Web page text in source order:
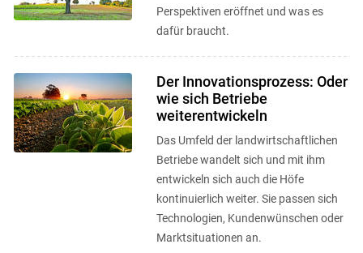
Perspektiven eröffnet und was es
dafür braucht.
Der Innovationsprozess: Oder
wie sich Betriebe
weiterentwickeln
Das Umfeld der landwirtschaftlichen
Betriebe wandelt sich und mit ihm
entwickeln sich auch die Höfe
kontinuierlich weiter. Sie passen sich
Technologien, Kundenwünschen oder
Marktsituationen an.